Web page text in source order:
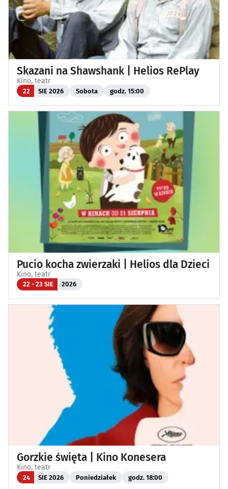
Skazani na Shawshank | Helios RePlay
Kino, teatr
22 SIE 2026 Sobota godz. 15:00
Pucio kocha zwierzaki | Helios dla Dzieci
Kino, teatr
22 - 23 SIE 2026
Gorzkie święta | Kino Konesera
Kino, teatr
24 SIE 2026 Poniedziałek godz. 18:00